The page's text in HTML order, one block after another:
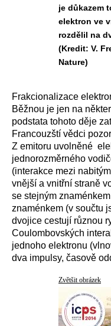
je důkazem
elektron ve
rozdělil na
(Kredit: V.
Nature)
Frakcionalizace
Běžnou je jen na
podstata tohoto děje
Francouzští vědci
Z emitoru uvolněné
jednorozměrného
(interakce mezi
vnější a vnitřní straně
se stejným
znaménkem (v součtu
dvojice cestují různou
Coulombovských
jednoho elektronu
dva impulsy, časově
Zvětšit obrázek